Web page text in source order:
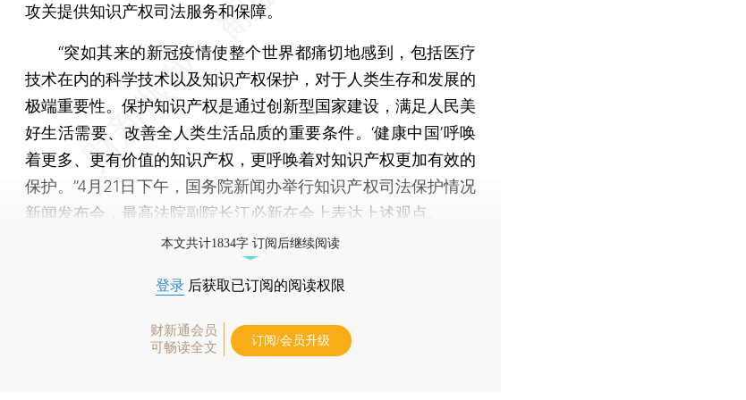
攻关提供知识产权司法服务和保障。
“突如其来的新冠疫情使整个世界都痛切地感到，包括医疗
技术在内的科学技术以及知识产权保护，对于人类生存和发展的
极端重要性。保护知识产权是通过创新型国家建设，满足人民美
好生活需要、改善全人类生活品质的重要条件。‘健康中国’呼唤
着更多、更有价值的知识产权，更呼唤着对知识产权更加有效的
保护。”4月21日下午，国务院新闻办举行知识产权司法保护情况
新闻发布会，最高法院副院长江必新在会上表达上述观点。
本文共计1834字 订阅后继续阅读
登录 后获取已订阅的阅读权限
财新通会员
可畅读全文
订阅/会员升级